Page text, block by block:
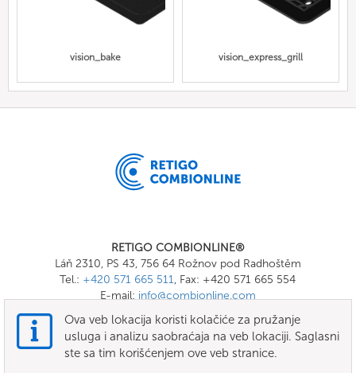
vision_bake vision_express_grill
RETIGO COMBIONLINE®
Láň 2310, PS 43, 756 64 Rožnov pod Radhoštěm
Tel.: +420 571 665 511, Fax: +420 571 665 554
E-mail: info@combionline.com
OnlineMenu
Ova veb lokacija koristi kolačiće za pružanje
usluga i analizu saobraćaja na veb lokaciji. Saglasni
ste sa tim korišćenjem ove veb stranice.